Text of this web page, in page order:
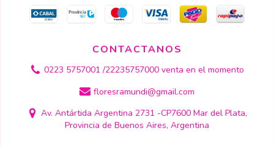
CONTACTANOS
0223 5757001 /22235757000 venta en el momento
floresramundi@gmail.com
Av. Antártida Argentina 2731 -CP7600 Mar del Plata,
Provincia de Buenos Aires, Argentina